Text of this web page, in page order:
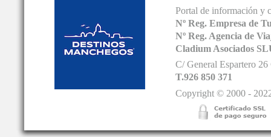
Portal de información y
Nº Reg. Empresa de
Nº Reg. Agencia de
Cladium Asociados
C/ General Espartero
T.926 850 371
Copyright © 2000 -